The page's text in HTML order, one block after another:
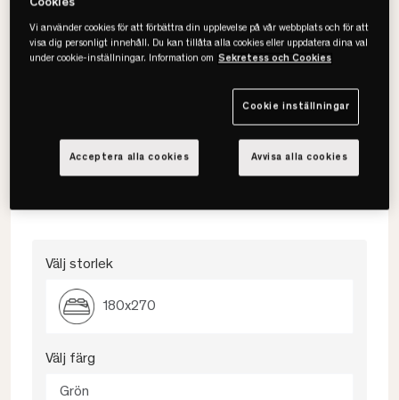
• Silkeslen känsla & lyster
Välj storlek
180x270
Välj färg
Grön
Cookies
Vi använder cookies för att förbättra din upplevelse på vår webbplats och för att
visa dig personligt innehåll. Du kan tillåta alla cookies eller uppdatera dina val
under cookie-inställningar. Information om Sekretess och Cookies
Cookie inställningar
Avvisa alla cookies
Acceptera alla cookies